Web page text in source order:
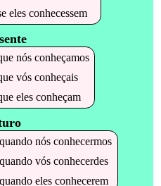
eles conhecessem
nós conheçamos
vós conheçais
eles conheçam
quandonósconhecermos
quandovósconhecerdes
quandoelesconhecerem